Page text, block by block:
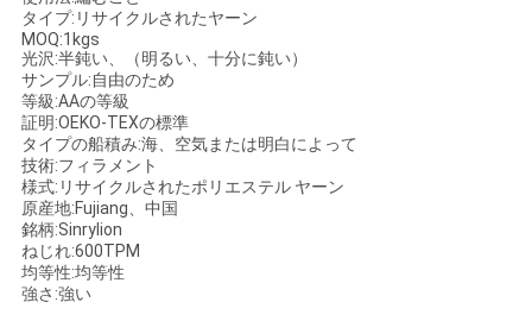
管
理
連
絡
く
だ
タイプ:リサイクルされたヤーン
MOQ:1kgs
光沢:半鈍い、（明るい、十分に鈍い）
サンプル:自由のため
等級:AAの等級
証明:OEKO-TEXの標準
タイプの船積み:海、空気または明白によって
技術:フィラメント
様式:リサイクルされたポリエステル ヤーン
原産地:Fujiang、中国
銘柄:Sinrylion
ねじれ:600TPM
均等性:均等性
強さ:強い